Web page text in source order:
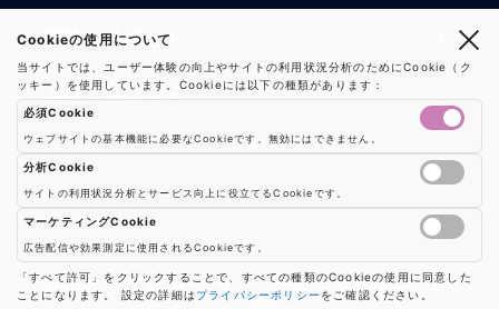
RFIDリーダー
RFIDチップ・モジュール
RFIDアンテナ
RFIDプリンター
RFIDタグ
ソリューション
バーコードスキャナ
RFIDソリューション
RFIDとセンサー
マシンビジョン
防爆製品
RFIDシールド
技術・サポート
技術記事一覧
活用事例
よくある質問
用語集
業界別RFID活用例
保守・メンテナンス
会社・サービス
会社概要
お知らせ
プレスリリース
お問い合わせ
事業内容
事業内容一覧
機器販売
コンサルティング
利用規約 | プライバシーポリシー | ショップ案内 | クッキー設定
Cookieの使用について
当サイトでは、ユーザー体験の向上やサイトの利用状況分析のためにCookie（ク
ッキー）を使用しています。Cookieには以下の種類があります：
必須Cookie
ウェブサイトの基本機能に必要なCookieです。無効にはできません。
分析Cookie
サイトの利用状況分析とサービス向上に役立てるCookieです。
Google AnalyticsやGoogle Tag Managerなどの分析ツールのCookieを制御しま
マーケティングCookie
広告配信や効果測定に使用されるCookieです。
広告配信や効果測定のためのCookieを制御します
「すべて許可」をクリックすることで、すべての種類のCookieの使用に同意した
ことになります。 設定の詳細は プライバシーポリシー をご確認ください。